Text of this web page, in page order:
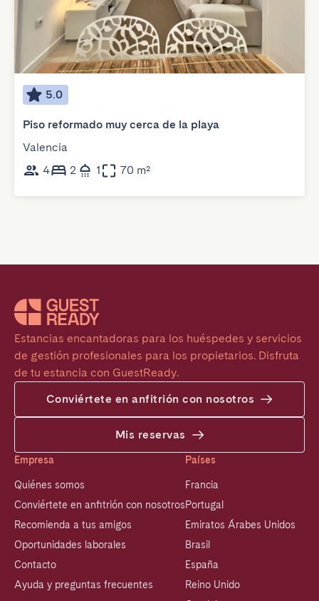
5.0
Piso reformado muy cerca de la playa
Valencia
4
2 1 70 m²
Estancias encantadoras para los huéspedes y servicios
de gestión profesionales para los propietarios. Disfruta
de tu estancia con GuestReady.
Conviértete en anfitrión con nosotros
Mis reservas
Empresa
Quiénes somos
Conviértete en anfitrión con nosotros
Recomienda a tus amigos
Oportunidades laborales
Contacto
Ayuda y preguntas frecuentes
Países
Francia
Portugal
Emiratos Árabes Unidos
Brasil
España
Reino Unido